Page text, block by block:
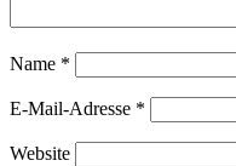
Name *
E-Mail-Adresse *
Website